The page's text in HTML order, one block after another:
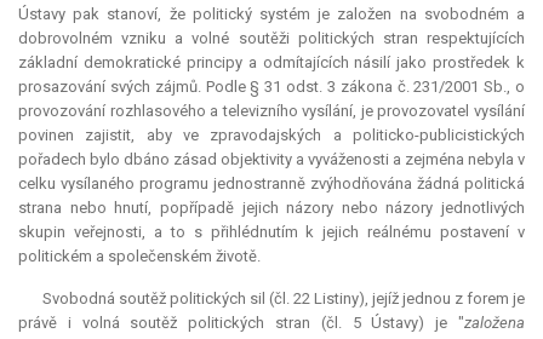
Ústavy pak stanoví, že politický systém je založen na svobodném a
dobrovolném vzniku a volné soutěži politických stran respektujících
základní demokratické principy a odmítajících násilí jako prostředek k
prosazování svých zájmů. Podle § 31 odst. 3 zákona č. 231/2001 Sb., o
provozování rozhlasového a televizního vysílání, je provozovatel vysílání
povinen zajistit, aby ve zpravodajských a politicko-publicistických
pořadech bylo dbáno zásad objektivity a vyváženosti a zejména nebyla v
celku vysílaného programu jednostranně zvýhodňována žádná politická
strana nebo hnutí, popřípadě jejich názory nebo názory jednotlivých
skupin veřejnosti, a to s přihlédnutím k jejich reálnému postavení v
politickém a společenském životě.
Svobodná soutěž politických sil (čl. 22 Listiny), jejíž jednou z forem je
právě i volná soutěž politických stran (čl. 5 Ústavy) je "založena